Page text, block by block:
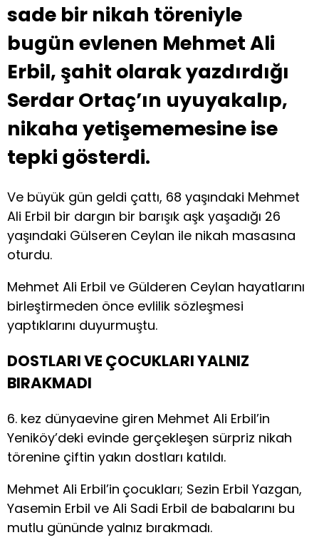
sade bir nikah töreniyle
bugün evlenen Mehmet Ali
Erbil, şahit olarak yazdırdığı
Serdar Ortaç’ın uyuyakalıp,
nikaha yetişememesine ise
tepki gösterdi.
Ve büyük gün geldi çattı, 68 yaşındaki Mehmet
Ali Erbil bir dargın bir barışık aşk yaşadığı 26
yaşındaki Gülseren Ceylan ile nikah masasına
oturdu.
Mehmet Ali Erbil ve Gülderen Ceylan hayatlarını
birleştirmeden önce evlilik sözleşmesi
yaptıklarını duyurmuştu.
DOSTLARI VE ÇOCUKLARI YALNIZ
BIRAKMADI
6. kez dünyaevine giren Mehmet Ali Erbil’in
Yeniköy’deki evinde gerçekleşen sürpriz nikah
törenine çiftin yakın dostları katıldı.
Mehmet Ali Erbil’in çocukları; Sezin Erbil Yazgan,
Yasemin Erbil ve Ali Sadi Erbil de babalarını bu
mutlu gününde yalnız bırakmadı.